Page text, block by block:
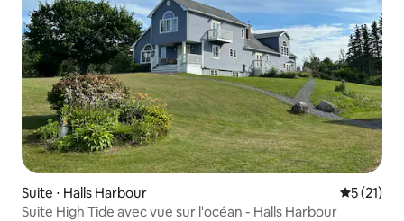
Suite ⋅ Halls Harbour
5 (21)
Suite High Tide avec vue sur l'océan - Halls Harbour